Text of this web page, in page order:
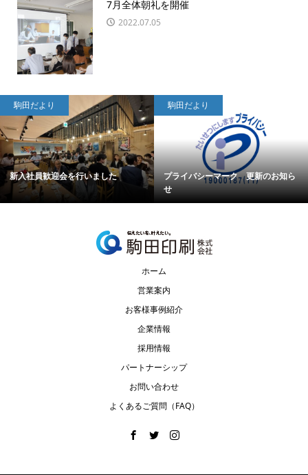
7月全体朝礼を開催
2022.07.05
駒田だより
新入社員歓迎会を行いました
駒田だより
プライバシーマーク 更新のお知ら
せ
ホーム
営業案内
お客様事例紹介
企業情報
採用情報
パートナーシップ
お問い合わせ
よくあるご質問（FAQ）